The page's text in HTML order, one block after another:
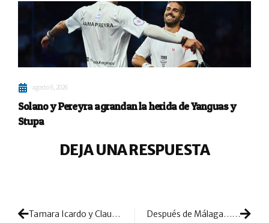
agosto 6, 2026
Solano y Pereyra agrandan la herida de Yanguas y
Stupa
DEJA UNA RESPUESTA
Tamara Icardo y Claudia Jensen logran su primer título: un estreno que sabe a gloria ante las nº1 Después de Málaga… llegará el estreno de Libaak y Alfonso